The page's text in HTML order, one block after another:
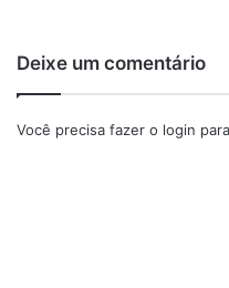
Deixe um comentário
Você precisa fazer o login